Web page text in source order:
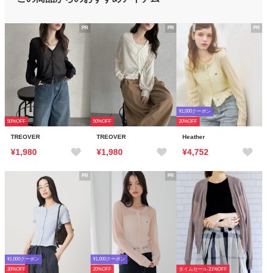
PR
50%OFF
TREOVER
¥1,980
PR
50%OFF
TREOVER
¥1,980
PR
¥1,000クーポン
20%OFF
Heather
¥4,752
PR
¥1,000クーポン
30%OFF
PR
¥1,000クーポン
20%OFF
タイムセール 21%OFF